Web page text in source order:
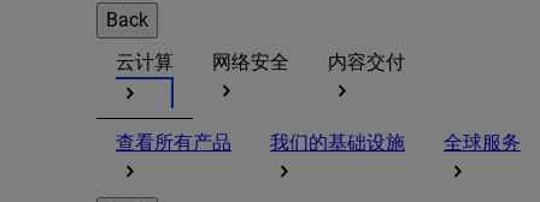
Back
云计算
网络安全 内容交付
查看所有产品 我们的基础设施 全球服务